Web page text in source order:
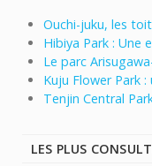
Ouchi-juku, les
Hibiya Park : Une
Le parc
Kuju Flower Park
Tenjin Central
LES PLUS